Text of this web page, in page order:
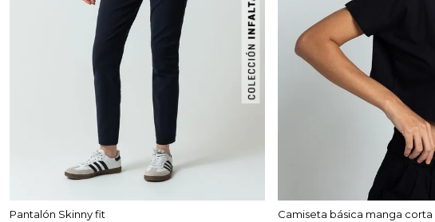
Pantalón Skinny fit
Camiseta básica manga corta